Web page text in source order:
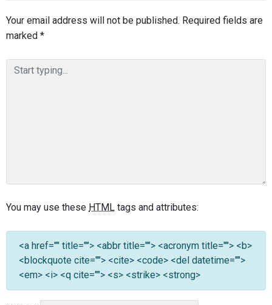
Your email address will not be published. Required fields are
marked *
You may use these HTML tags and attributes:
<a href="" title=""> <abbr title=""> <acronym title=""> <b>
<blockquote cite=""> <cite> <code> <del datetime="">
<em> <i> <q cite=""> <s> <strike> <strong>